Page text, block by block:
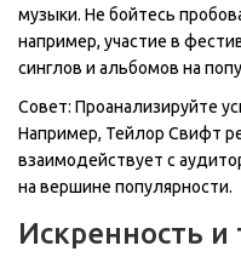
музыки. Не бойтесь
например, участие в
синглов и альбомов на
Совет: Проанализируйте
Например, Тейлор Свифт
взаимодействует с
на вершине популярности.
Искренность и